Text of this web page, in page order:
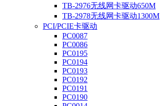
TB-2976无线网卡驱动650M
TB-2978无线网卡驱动1300M
PCI/PCIE卡驱动
PC0087
PC0086
PC0195
PC0194
PC0193
PC0192
PC0191
PC0190